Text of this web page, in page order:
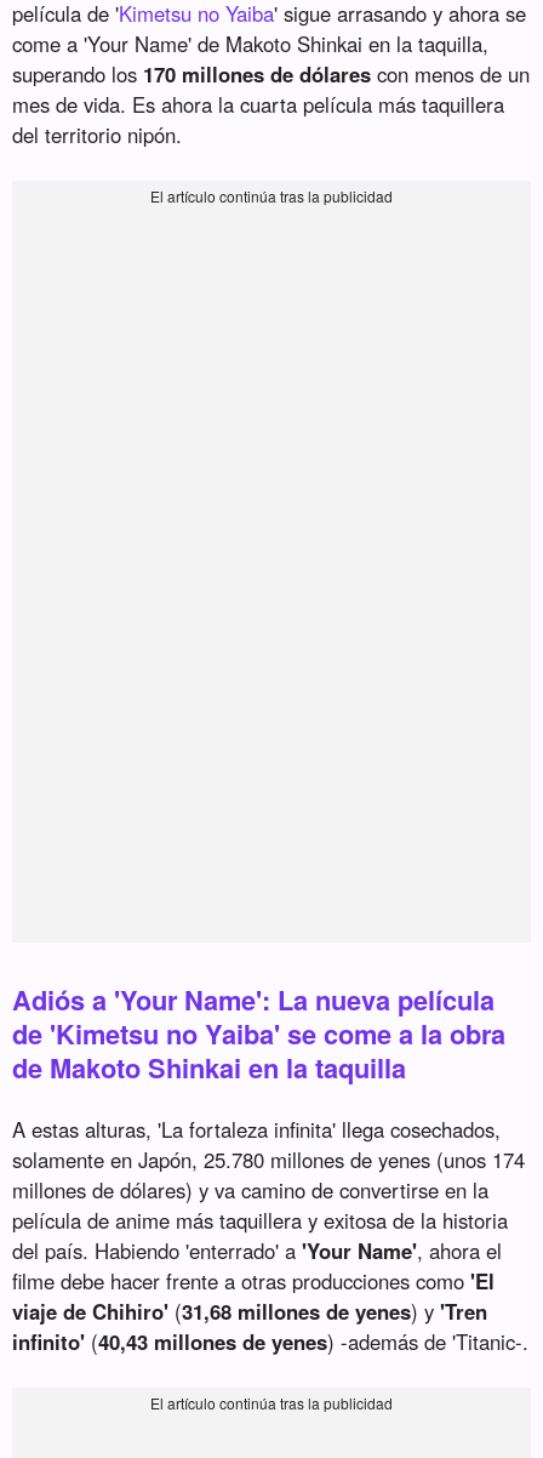
película de 'Kimetsu no Yaiba' sigue arrasando y ahora se
come a 'Your Name' de Makoto Shinkai en la taquilla,
superando los 170 millones de dólares con menos de un
mes de vida. Es ahora la cuarta película más taquillera
del territorio nipón.
Adiós a 'Your Name': La nueva película
de 'Kimetsu no Yaiba' se come a la obra
de Makoto Shinkai en la taquilla
A estas alturas, 'La fortaleza infinita' llega cosechados,
solamente en Japón, 25.780 millones de yenes (unos 174
millones de dólares) y va camino de convertirse en la
película de anime más taquillera y exitosa de la historia
del país. Habiendo 'enterrado' a'Your Name', ahora el
filme debe hacer frente a otras producciones como'El
viaje de Chihiro' (31,68 millones de yenes) y'Tren
infinito' (40,43 millones de yenes) -además de 'Titanic-.